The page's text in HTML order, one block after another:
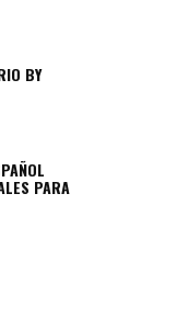
BY
PARA